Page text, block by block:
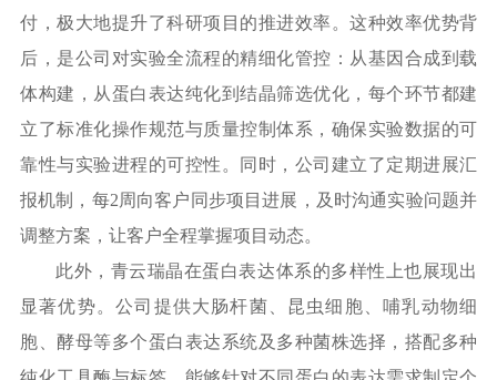
付，极大地提升了科研项目的推进效率。这种效率优势背
后，是公司对实验全流程的精细化管控：从基因合成到载
体构建，从蛋白表达纯化到结晶筛选优化，每个环节都建
立了标准化操作规范与质量控制体系，确保实验数据的可
靠性与实验进程的可控性。同时，公司建立了定期进展汇
报机制，每2周向客户同步项目进展，及时沟通实验问题并
调整方案，让客户全程掌握项目动态。
此外，青云瑞晶在蛋白表达体系的多样性上也展现出
显著优势。公司提供大肠杆菌、昆虫细胞、哺乳动物细
胞、酵母等多个蛋白表达系统及多种菌株选择，搭配多种